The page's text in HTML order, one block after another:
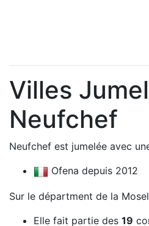
Villes
Neufchef
Neufchef est jumelée avec
Ofena depuis 2012
Sur le départment de la
Elle fait partie des 19